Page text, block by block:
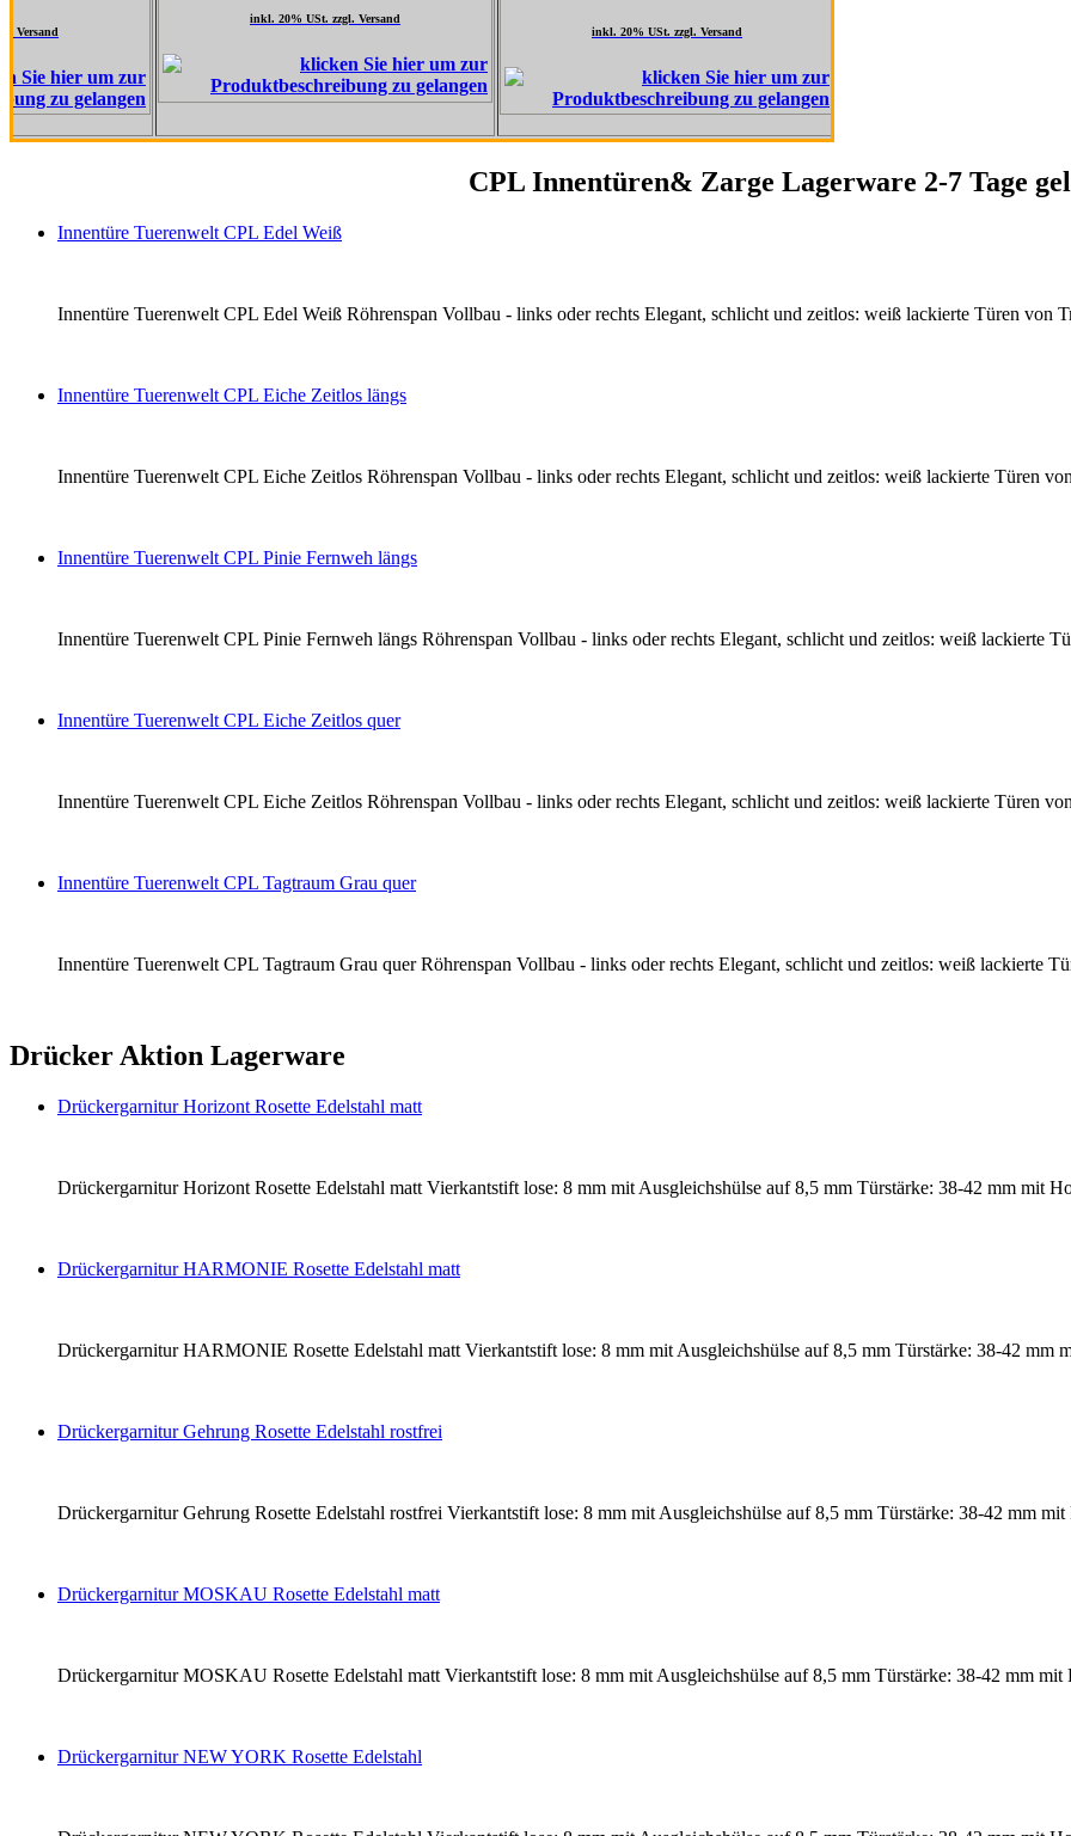
inkl. 20% USt. zzgl. Versand
inkl. 20% USt. zzgl. Versand
CPL Innentüren& Zarge Lagerware 2-7 Tage
Innentüre Tuerenwelt CPL Edel Weiß
Innentüre Tuerenwelt CPL Edel Weiß Röhrenspan Vollbau - links oder rechts Elegant, schlicht und zeitlos: weiß lackierte Türen von
Innentüre Tuerenwelt CPL Eiche Zeitlos längs
Innentüre Tuerenwelt CPL Eiche Zeitlos Röhrenspan Vollbau - links oder rechts Elegant, schlicht und zeitlos: weiß lackierte Türen
Innentüre Tuerenwelt CPL Pinie Fernweh längs
Innentüre Tuerenwelt CPL Pinie Fernweh längs Röhrenspan Vollbau - links oder rechts Elegant, schlicht und zeitlos: weiß lackierte
Innentüre Tuerenwelt CPL Eiche Zeitlos quer
Innentüre Tuerenwelt CPL Eiche Zeitlos Röhrenspan Vollbau - links oder rechts Elegant, schlicht und zeitlos: weiß lackierte Türen
Innentüre Tuerenwelt CPL Tagtraum Grau quer
Innentüre Tuerenwelt CPL Tagtraum Grau quer Röhrenspan Vollbau - links oder rechts Elegant, schlicht und zeitlos: weiß lackierte
Drücker Aktion Lagerware
Drückergarnitur Horizont Rosette Edelstahl matt
Drückergarnitur Horizont Rosette Edelstahl matt Vierkantstift lose: 8 mm mit Ausgleichshülse auf 8,5 mm Türstärke: 38-42 mm mit
Drückergarnitur HARMONIE Rosette Edelstahl matt
Drückergarnitur HARMONIE Rosette Edelstahl matt Vierkantstift lose: 8 mm mit Ausgleichshülse auf 8,5 mm Türstärke: 38-42 mm
Drückergarnitur Gehrung Rosette Edelstahl rostfrei
Drückergarnitur Gehrung Rosette Edelstahl rostfrei Vierkantstift lose: 8 mm mit Ausgleichshülse auf 8,5 mm Türstärke: 38-42 mm
Drückergarnitur MOSKAU Rosette Edelstahl matt
Drückergarnitur MOSKAU Rosette Edelstahl matt Vierkantstift lose: 8 mm mit Ausgleichshülse auf 8,5 mm Türstärke: 38-42 mm mit
Drückergarnitur NEW YORK Rosette Edelstahl